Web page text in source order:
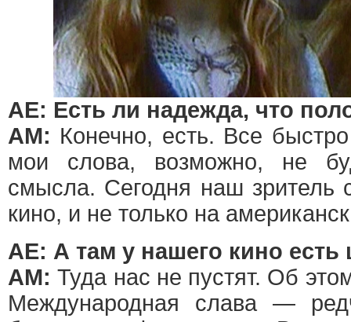
АЕ: Есть ли надежда, что
АМ: Конечно, есть. Все
мои слова, возможно, не
смысла. Сегодня наш зритель
кино, и не только на
АЕ: А там у нашего кино есть
АМ: Туда нас не пустят. Об
Международная слава —